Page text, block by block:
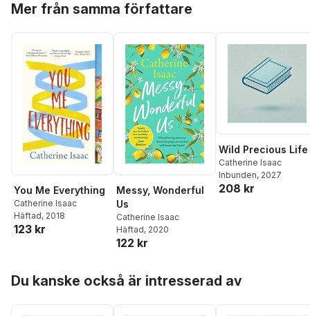
Mer från samma författare
You Me Everything
Catherine Isaac
Häftad, 2018
123 kr
Messy, Wonderful
Us
Catherine Isaac
Häftad, 2020
122 kr
Wild Precious Life
Catherine Isaac
Inbunden, 2027
208 kr
Du kanske också är intresserad av